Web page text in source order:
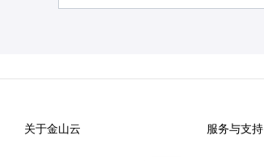
关于金山云 服务与支持